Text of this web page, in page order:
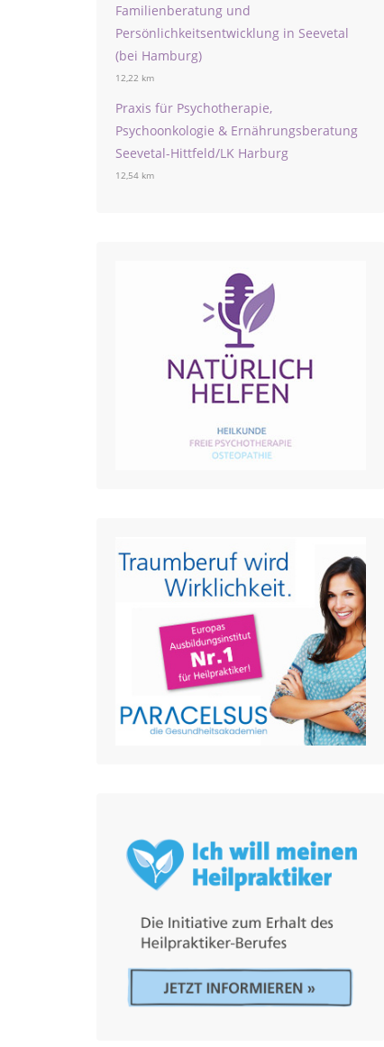
Familienberatung und
Persönlichkeitsentwicklung in Seevetal
(bei Hamburg)
12,22 km
Praxis für Psychotherapie,
Psychoonkologie & Ernährungsberatung
Seevetal-Hittfeld/LK Harburg
12,54 km